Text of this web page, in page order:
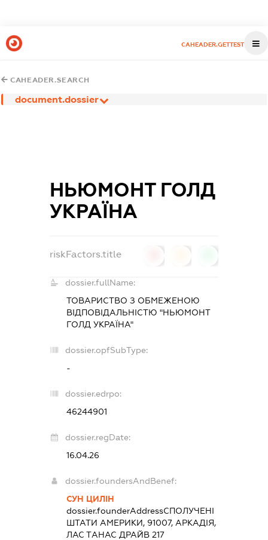
CAHEADER.GETTEST
CAHEADER.SEARCH
document.dossier
НЬЮМОНТ ГОЛД
УКРАЇНА
riskFactors.title
dossier.fullName:
ТОВАРИСТВО З ОБМЕЖЕНОЮ
ВІДПОВІДАЛЬНІСТЮ "НЬЮМОНТ
ГОЛД УКРАЇНА"
dossier.opfSubType:
-
dossier.edrpo:
46244901
dossier.regDate:
16.04.26
dossier.foundersAndBenef:
СУН ЦИЛІН
dossier.founderAddressСПОЛУЧЕНІ
ШТАТИ АМЕРИКИ, 91007, АРКАДІЯ,
ЛАС ТAНАС ДРАЙВ 217